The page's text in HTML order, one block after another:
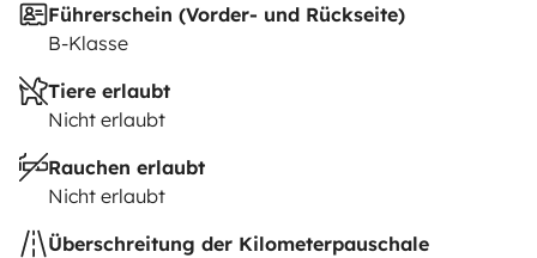
Führerschein (Vorder- und Rückseite)
B-Klasse
Tiere erlaubt
Nicht erlaubt
Rauchen erlaubt
Nicht erlaubt
Überschreitung der Kilometerpauschale